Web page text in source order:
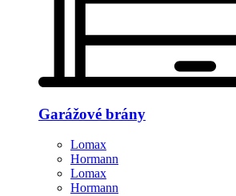
Garážové brány
Lomax
Hormann
Lomax
Hormann